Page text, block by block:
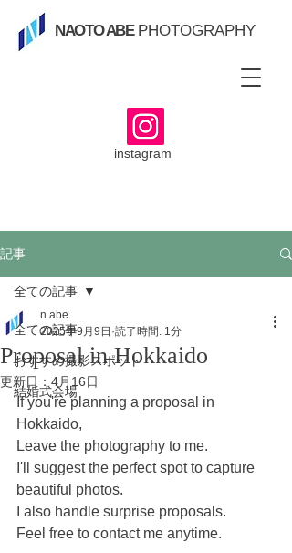
NAOTO ABE PHOTOGRAPHY
instagram
記事
全ての記事
おすすめ撮影スポット
結婚式会場
全ての記事
Proposal in Hokkaido
n.abe
2025年9月9日 読了時間: 1分
更新日： 4月16日
If you're planning a proposal in
Hokkaido,
Leave the photography to me.
I'll suggest the perfect spot to capture
beautiful photos.
I also handle surprise proposals.
Feel free to contact me anytime.